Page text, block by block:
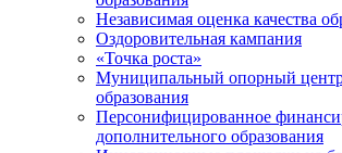
Независимая оценка качества
Оздоровительная кампания
«Точка роста»
Муниципальный опорный
образования
Персонифицированное
дополнительного образования